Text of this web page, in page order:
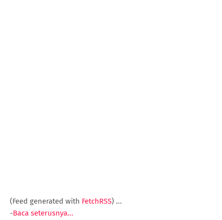
(Feed generated with FetchRSS) ...
-Baca seterusnya...